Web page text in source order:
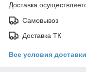
Доставка
Самовывоз
Доставка ТК
Все условия доставки